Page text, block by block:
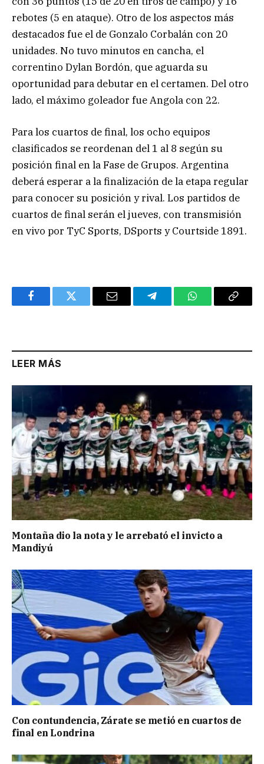
rebotes (5 en ataque). Otro de los aspectos más
destacados fue el de Gonzalo Corbalán con 20
unidades. No tuvo minutos en cancha, el
correntino Dylan Bordón, que aguarda su
oportunidad para debutar en el certamen. Del otro
lado, el máximo goleador fue Angola con 22.
Para los cuartos de final, los ocho equipos
clasificados se reordenan del 1 al 8 según su
posición final en la Fase de Grupos. Argentina
deberá esperar a la finalización de la etapa regular
para conocer su posición y rival. Los partidos de
cuartos de final serán el jueves, con transmisión
en vivo por TyC Sports, DSports y Courtside 1891.
FacebookTwitter Email TelegramWhatsAppCopy
LEER MÁS
Montaña dio la nota y le arrebató el invicto a
Mandiyú
Con contundencia, Zárate se metió en cuartos de
final en Londrina